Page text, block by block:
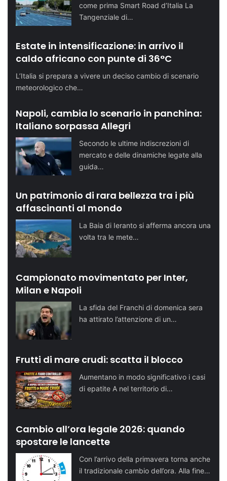
come prima Smart Road d’Italia La
Tangenziale di…
Estate in intensificazione: in arrivo il
caldo africano con punte di 36°C
L’Italia si prepara a vivere un deciso cambio di scenario
meteorologico che…
Napoli, cambia lo scenario in panchina:
Italiano sorpassa Allegri
Secondo le ultime indiscrezioni di
mercato e delle dinamiche legate alla
guida…
Un patrimonio di rara bellezza tra i più
affascinanti al mondo
La Baia di Ieranto si afferma ancora una
volta tra le mete…
Campionato movimentato per Inter,
Milan e Napoli
La sfida del Franchi di domenica sera
ha attirato l’attenzione di un…
Frutti di mare crudi: scatta il blocco
Aumentano in modo significativo i casi
di epatite A nel territorio di…
Cambio all’ora legale 2026: quando
spostare le lancette
Con l’arrivo della primavera torna anche
il tradizionale cambio dell’ora. Alla fine…